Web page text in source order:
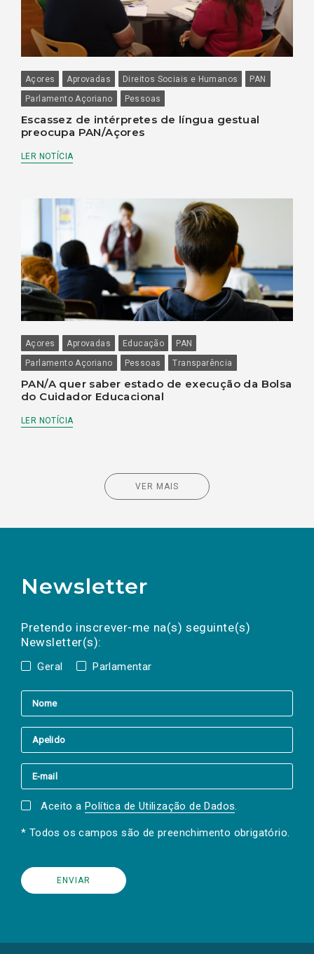
Açores Aprovadas Direitos Sociais e Humanos
PAN
Parlamento Açoriano
Pessoas
Escassez de intérpretes de língua gestual
preocupa PAN/Açores
LER NOTÍCIA
Açores Aprovadas Educação
PAN
Parlamento Açoriano
Pessoas Transparência
PAN/A quer saber estado de execução da Bolsa
do Cuidador Educacional
LER NOTÍCIA
VER MAIS
Newsletter
Pretendo inscrever-me na(s) seguinte(s)
Newsletter(s):
Geral Parlamentar
a(s) newsletter(s).
mail
Aceito a Política de Utilização de Dados.
* Todos os campos são de preenchimento obrigatório.